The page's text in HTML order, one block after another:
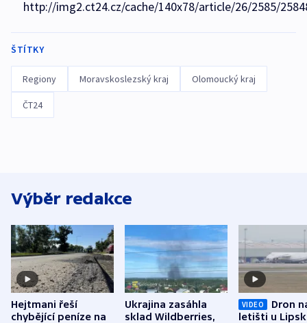
http://img2.ct24.cz/cache/140x78/article/26/2585/
ŠTÍTKY
Regiony Moravskoslezský kraj Olomoucký kraj
ČT24
Výběr redakce
Hejtmani řeší
chybějící peníze na
Ukrajina zasáhla
sklad Wildberries,
VIDEO
Dron
letišti u